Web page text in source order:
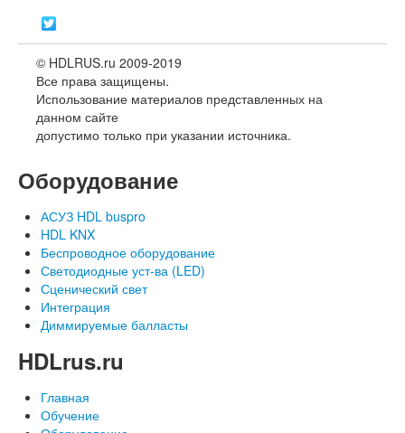
© HDLRUS.ru 2009-2019
Все права защищены.
Использование материалов представленных на
данном сайте
допустимо только при указании источника.
Оборудование
АСУЗ HDL buspro
HDL KNX
Беспроводное оборудование
Светодиодные уст-ва (LED)
Сценический свет
Интеграция
Диммируемые балласты
HDLrus.ru
Главная
Обучение